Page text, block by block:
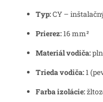
Typ:CY –
Prierez:16 mm²
Materiál vodiča:
Trieda vodiča:1
Farba izolácie: